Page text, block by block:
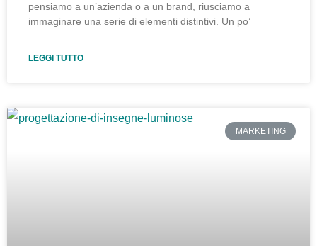
pensiamo a un’azienda o a un brand, riusciamo a
immaginare una serie di elementi distintivi. Un po’
LEGGI TUTTO
MARKETING